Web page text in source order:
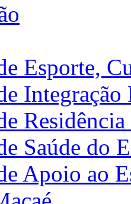
Esporte,
Integração
Saúde do
Apoio ao